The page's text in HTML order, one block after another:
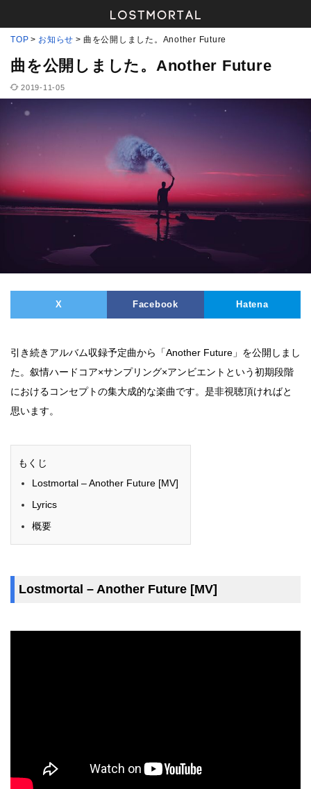
TOP お知らせ 曲を公開しました。Another Future
曲を公開しました。Another Future
2019-11-05
X Facebook Hatena
引き続きアルバム収録予定曲から「Another Future」を公開しまし
た。叙情ハードコア×サンプリング×アンビエントという初期段階
におけるコンセプトの集大成的な楽曲です。是非視聴頂ければと
思います。
もくじ
Lostmortal – Another Future [MV]
Lyrics
概要
Lostmortal – Another Future [MV]